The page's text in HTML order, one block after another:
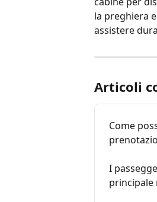
la preghiera
assistere
Articoli
Come
I
principale